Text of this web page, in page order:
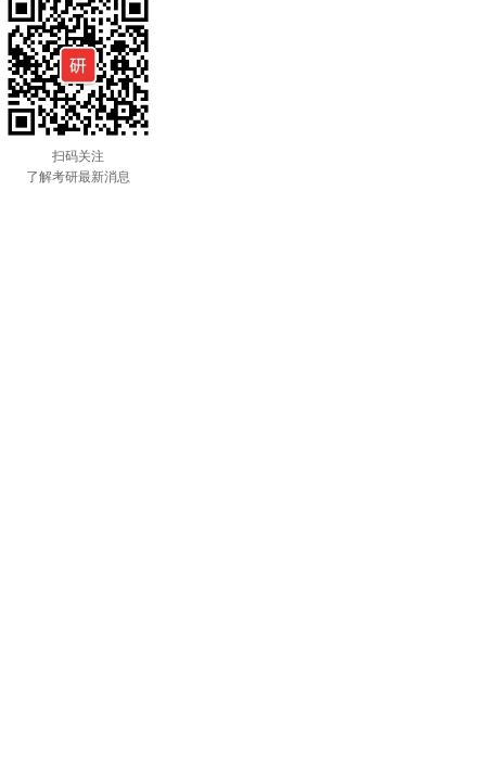
扫码关注
了解考研最新消息